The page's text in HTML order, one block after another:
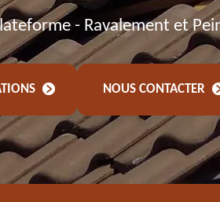
- Ravalement et
NOUS CONTACTER